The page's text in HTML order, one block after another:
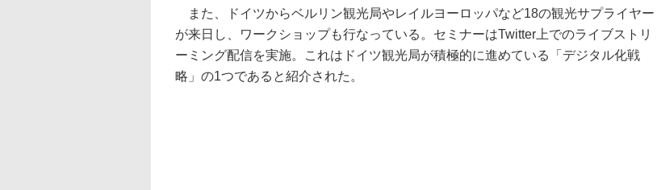
また、ドイツからベルリン観光局やレイルヨーロッパなど18の観光サプライヤー
が来日し、ワークショップも行なっている。セミナーはTwitter上でのライブストリ
ーミング配信を実施。これはドイツ観光局が積極的に進めている「デジタル化戦
略」の1つであると紹介された。